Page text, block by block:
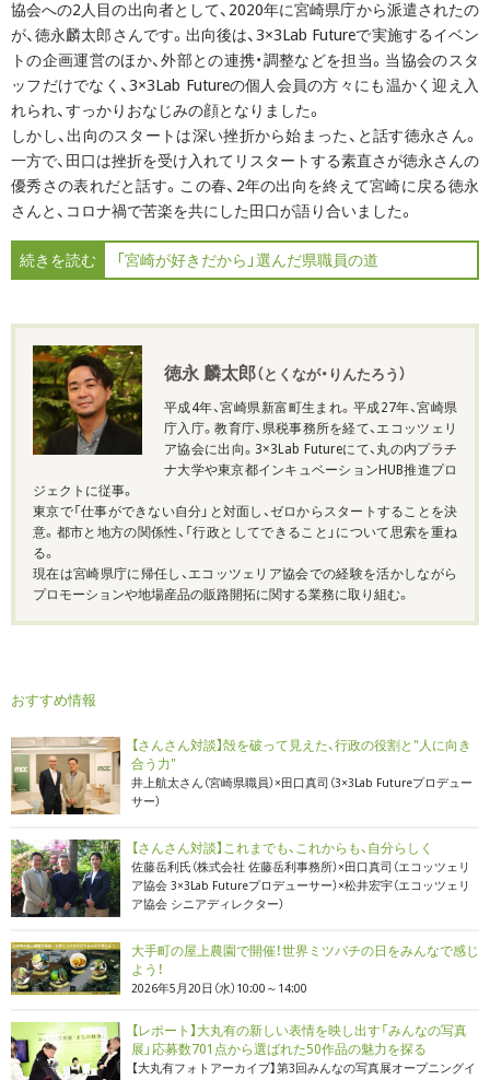
協会への2人目の出向者として、2020年に宮崎県庁から派遣されたの
が、徳永麟太郎さんです。出向後は、3×3Lab Futureで実施するイベン
トの企画運営のほか、外部との連携・調整などを担当。当協会のスタ
ッフだけでなく、3×3Lab Futureの個人会員の方々にも温かく迎え入
れられ、すっかりおなじみの顔となりました。
しかし、出向のスタートは深い挫折から始まった、と話す徳永さん。
一方で、田口は挫折を受け入れてリスタートする素直さが徳永さんの
優秀さの表れだと話す。この春、2年の出向を終えて宮崎に戻る徳永
さんと、コロナ禍で苦楽を共にした田口が語り合いました。
続きを読む 「宮崎が好きだから」選んだ県職員の道
徳永 麟太郎（とくなが・りんたろう）
平成4年、宮崎県新富町生まれ。平成27年、宮崎県
庁入庁。教育庁、県税事務所を経て、エコッツェリ
ア協会に出向。3×3Lab Futureにて、丸の内プラチ
ナ大学や東京都インキュベーションHUB推進プロ
ジェクトに従事。
東京で「仕事ができない自分」と対面し、ゼロからスタートすることを決
意。都市と地方の関係性、「行政としてできること」について思索を重ね
る。
現在は宮崎県庁に帰任し、エコッツェリア協会での経験を活かしながら
プロモーションや地場産品の販路開拓に関する業務に取り組む。
おすすめ情報
【さんさん対談】殻を破って見えた、行政の役割と"人に向き
合う力"
井上航太さん（宮崎県職員）×田口真司（3×3Lab Futureプロデュー
サー）
【さんさん対談】これまでも、これからも、自分らしく
佐藤岳利氏（株式会社 佐藤岳利事務所）×田口真司（エコッツェリ
ア協会 3×3Lab Futureプロデューサー）×松井宏宇（エコッツェリ
ア協会 シニアディレクター）
大手町の屋上農園で開催！世界ミツバチの日をみんなで感じ
よう！
2026年5月20日（水）10:00～14:00
【レポート】大丸有の新しい表情を映し出す「みんなの写真
展」応募数701点から選ばれた50作品の魅力を探る
【大丸有フォトアーカイブ】第3回みんなの写真展オープニングイ